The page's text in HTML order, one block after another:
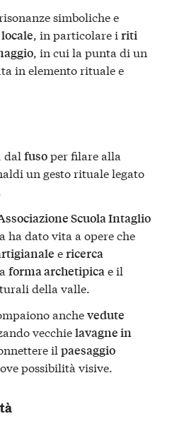
simboliche e
, in particolare i riti
, in cui la punta di un
in elemento rituale e
dal fusoper filare alla
un gesto rituale legato
Scuola Intaglio
ha dato vita a opere che
ericerca
forma archetipica e il
della valle.
anchevedute
vecchielavagne in
il paesaggio
possibilità visive.